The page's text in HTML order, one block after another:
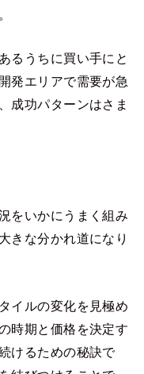
るうちに買い手にと
発エリアで需要が急
成功パターンはさま
をいかにうまく組み
きな分かれ道になり
イルの変化を見極め
時期と価格を決定す
けるための秘訣で